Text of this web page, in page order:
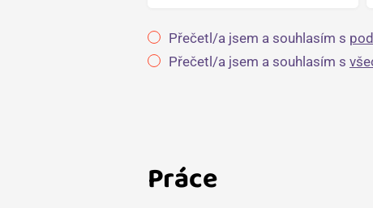
Přečetl/a jsem a souhlasím s
Přečetl/a jsem a souhlasím s
Práce